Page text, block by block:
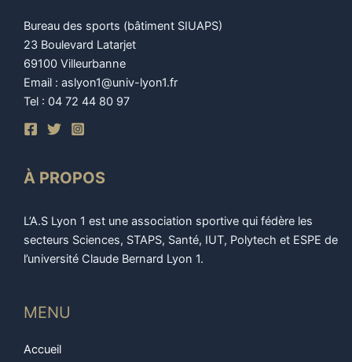
Bureau des sports (bâtiment SIUAPS)
23 Boulevard Latarjet
69100 Villeurbanne
Email : aslyon1@univ-lyon1.fr
Tel : 04 72 44 80 97
À PROPOS
L’A.S Lyon 1 est une association sportive qui fédère les
secteurs Sciences, STAPS, Santé, IUT, Polytech et ESPE de
l’université Claude Bernard Lyon 1.
MENU
Accueil